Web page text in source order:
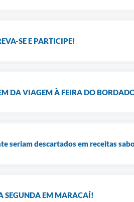
SE E PARTICIPE!
DA VIAGEM À FEIRA DO
descartados em receitas
SEGUNDA EM MARACAÍ!